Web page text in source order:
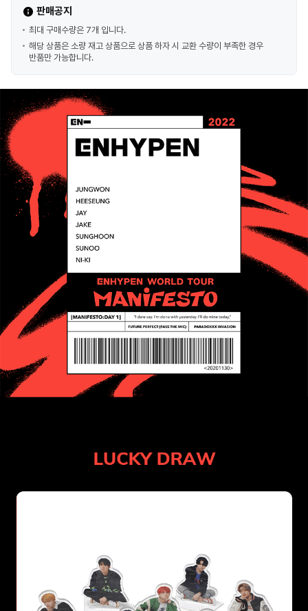
판매공지
최대 구매수량은 7개 입니다.
해당 상품은 소량 재고 상품으로 상품 하자 시 교환 수량이 부족한 경우
반품만 가능합니다.